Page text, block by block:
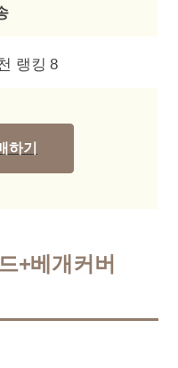
하기
+베개커버